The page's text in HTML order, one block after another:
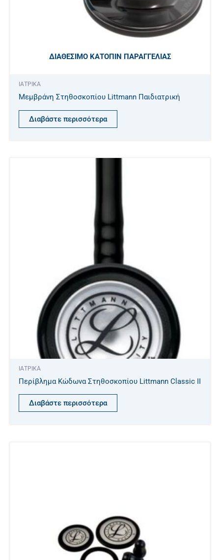
ΔΙΑΘΈΣΙΜΟ ΚΑΤΌΠΙΝ ΠΑΡΑΓΓΕΛΊΑΣ
ΙΑΤΡΙΚΑ
Μεμβράνη Στηθοσκοπίου Littmann Παιδιατρική
Διαβάστε περισσότερα
ΙΑΤΡΙΚΑ
Περίβλημα Κώδωνα Στηθοσκοπίου Littmann Classic II
Διαβάστε περισσότερα